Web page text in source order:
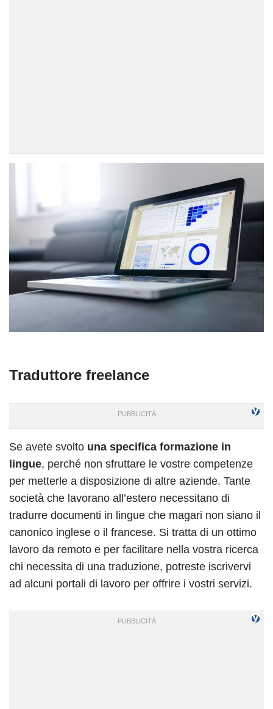
Traduttore freelance
Se avete svolto una specifica formazione in
lingue, perché non sfruttare le vostre competenze
per metterle a disposizione di altre aziende. Tante
società che lavorano all’estero necessitano di
tradurre documenti in lingue che magari non siano il
canonico inglese o il francese. Si tratta di un ottimo
lavoro da remoto e per facilitare nella vostra ricerca
chi necessita di una traduzione, potreste iscrivervi
ad alcuni portali di lavoro per offrire i vostri servizi.